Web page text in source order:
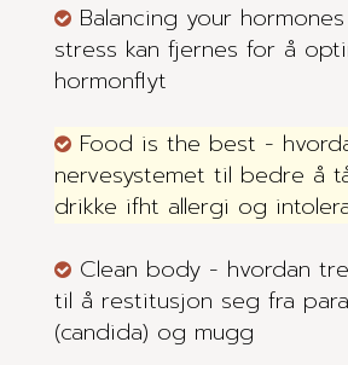
Balancing your
stress kan fjernes for å
hormonflyt
Food is the best -
nervesystemet til bedre å
drikke ifht allergi og
Clean body - hvordan
til å restitusjon seg fra
(candida) og mugg